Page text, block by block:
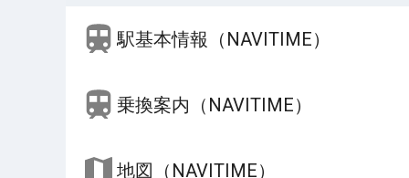
駅基本情報（NAVITIME）
乗換案内（NAVITIME）
地図（NAVITIME）